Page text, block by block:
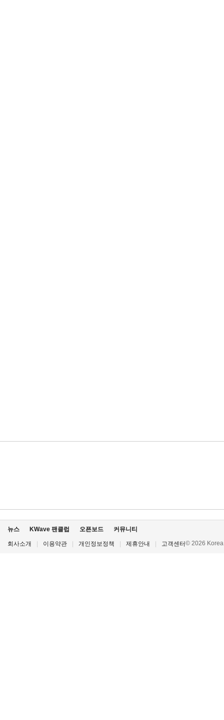
뉴스 KWave 팬클럽 오픈보드 커뮤니티
회사소개 이용약관 개인정보정책 제휴안내 고객센터© 2026